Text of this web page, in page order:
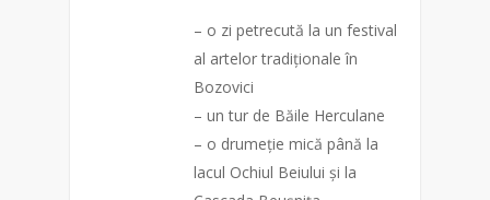
– o zi petrecută la un festival
al artelor tradiționale în
Bozovici
– un tur de Băile Herculane
– o drumeție mică până la
lacul Ochiul Beiului și la